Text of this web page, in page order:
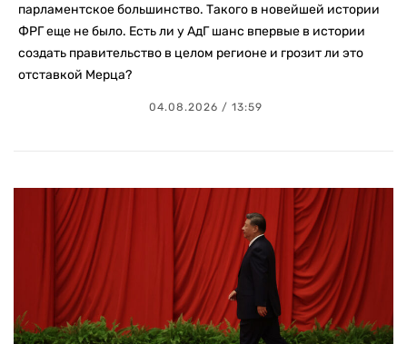
парламентское большинство. Такого в новейшей истории
ФРГ еще не было. Есть ли у АдГ шанс впервые в истории
создать правительство в целом регионе и грозит ли это
отставкой Мерца?
04.08.2026 / 13:59